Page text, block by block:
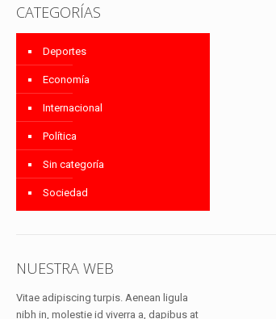
CATEGORÍAS
Deportes
Economía
Internacional
Política
Sin categoría
Sociedad
NUESTRA WEB
Vitae adipiscing turpis. Aenean ligula
nibh in, molestie id viverra a, dapibus at